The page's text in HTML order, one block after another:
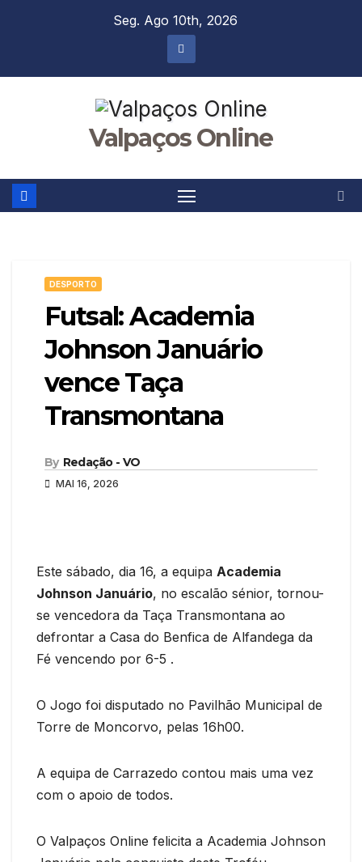
Seg. Ago 10th, 2026
Valpaços Online
DESPORTO
Futsal: Academia
Johnson Januário
vence Taça
Transmontana
By Redação - VO
MAI 16, 2026
Este sábado, dia 16, a equipa Academia
Johnson Januário, no escalão sénior, tornou-
se vencedora da Taça Transmontana ao
defrontar a Casa do Benfica de Alfandega da
Fé vencendo por 6-5 .
O Jogo foi disputado no Pavilhão Municipal de
Torre de Moncorvo, pelas 16h00.
A equipa de Carrazedo contou mais uma vez
com o apoio de todos.
O Valpaços Online felicita a Academia Johnson